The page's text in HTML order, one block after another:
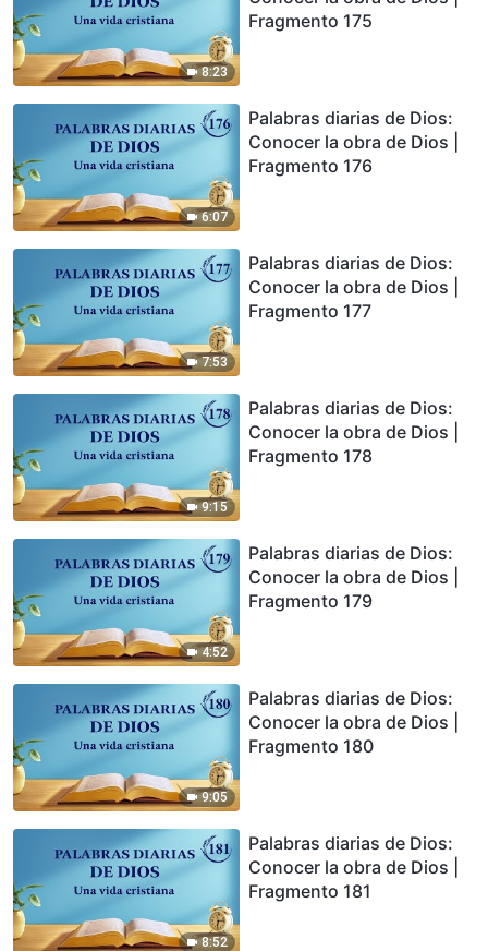
8:23
Fragmento 175
6:07
Palabras diarias de Dios:
Conocer la obra de Dios |
Fragmento 176
7:53
Palabras diarias de Dios:
Conocer la obra de Dios |
Fragmento 177
9:15
Palabras diarias de Dios:
Conocer la obra de Dios |
Fragmento 178
4:52
Palabras diarias de Dios:
Conocer la obra de Dios |
Fragmento 179
9:05
Palabras diarias de Dios:
Conocer la obra de Dios |
Fragmento 180
8:52
Palabras diarias de Dios:
Conocer la obra de Dios |
Fragmento 181